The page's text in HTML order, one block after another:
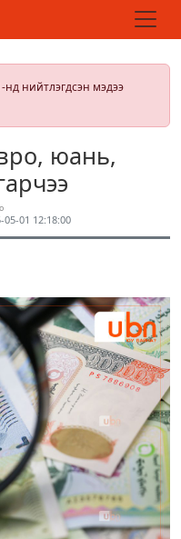
нийтлэгдсэн мэдээ
юань,
05-01 12:18:00